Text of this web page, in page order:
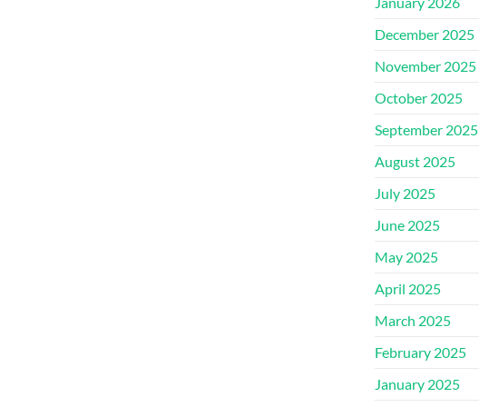
December 2025
November 2025
October 2025
September 2025
August 2025
July 2025
June 2025
May 2025
April 2025
March 2025
February 2025
January 2025